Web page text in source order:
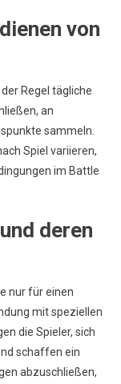
von
Regel tägliche
an
sammeln.
Spiel variieren,
im Battle
deren
nur für einen
mit speziellen
die Spieler, sich
schaffen ein
abzuschließen,